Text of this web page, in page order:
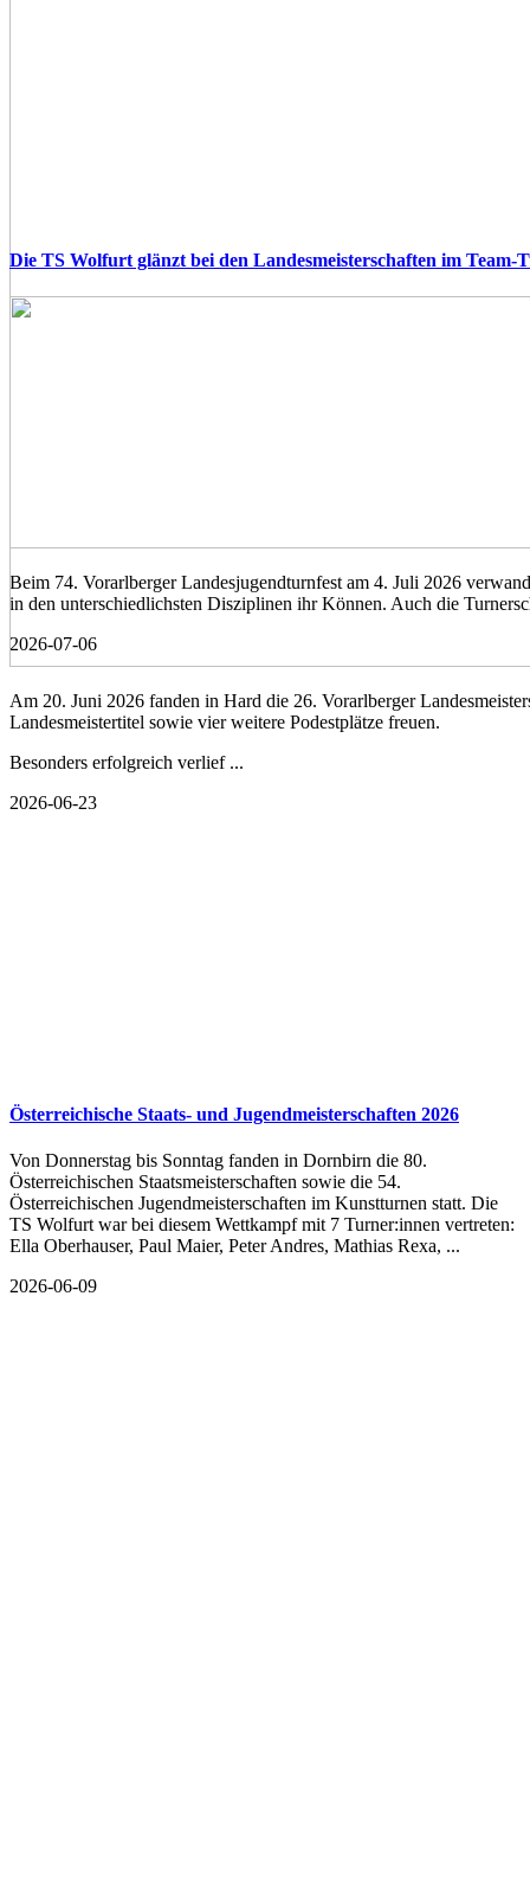
Beim 74. Vorarlberger Landesjugendturnfest am 4. Juli 2026
in den unterschiedlichsten Disziplinen ihr Können. Auch die
2026-07-06
Die TS Wolfurt glänzt bei den Landesmeisterschaften im Team-
Am 20. Juni 2026 fanden in Hard die 26. Vorarlberger
Landesmeistertitel sowie vier weitere Podestplätze freuen.
Besonders erfolgreich verlief ...
2026-06-23
Österreichische Staats- und Jugendmeisterschaften 2026
Von Donnerstag bis Sonntag fanden in Dornbirn die 80.
Österreichischen Staatsmeisterschaften sowie die 54.
Österreichischen Jugendmeisterschaften im Kunstturnen statt. Die
TS Wolfurt war bei diesem Wettkampf mit 7 Turner:innen vertreten:
Ella Oberhauser, Paul Maier, Peter Andres, Mathias Rexa, ...
2026-06-09